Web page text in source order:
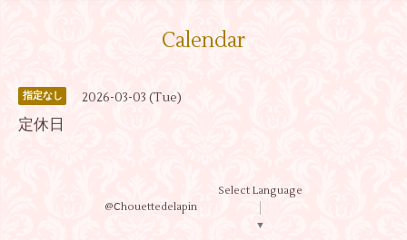
Calendar
指定なし 2026-03-03 (Tue)
定休日
@Ⅽhouettedelapin
Select Language
▼